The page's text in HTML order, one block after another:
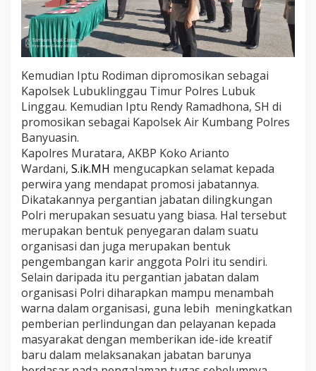
Kemudian Iptu Rodiman dipromosikan sebagai
Kapolsek Lubuklinggau Timur Polres Lubuk
Linggau. Kemudian Iptu Rendy Ramadhona, SH di
promosikan sebagai Kapolsek Air Kumbang Polres
Banyuasin.
Kapolres Muratara, AKBP Koko Arianto
Wardani, S.ik.MH mengucapkan selamat kepada
perwira yang mendapat promosi jabatannya.
Dikatakannya pergantian jabatan dilingkungan
Polri merupakan sesuatu yang biasa. Hal tersebut
merupakan bentuk penyegaran dalam suatu
organisasi dan juga merupakan bentuk
pengembangan karir anggota Polri itu sendiri.
Selain daripada itu pergantian jabatan dalam
organisasi Polri diharapkan mampu menambah
warna dalam organisasi, guna lebih meningkatkan
pemberian perlindungan dan pelayanan kepada
masyarakat dengan memberikan ide-ide kreatif
baru dalam melaksanakan jabatan barunya